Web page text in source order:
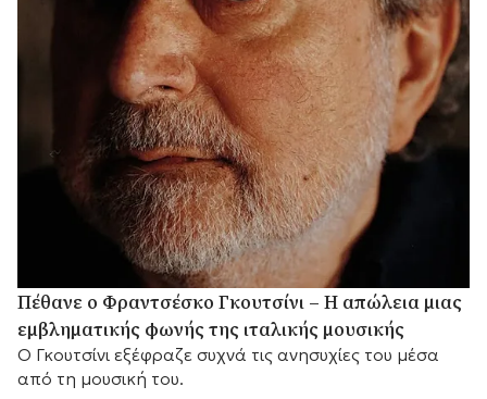
Πέθανε ο Φραντσέσκο Γκουτσίνι – Η απώλεια μιας
εμβληματικής φωνής της ιταλικής μουσικής
Ο Γκουτσίνι εξέφραζε συχνά τις ανησυχίες του μέσα
από τη μουσική του.